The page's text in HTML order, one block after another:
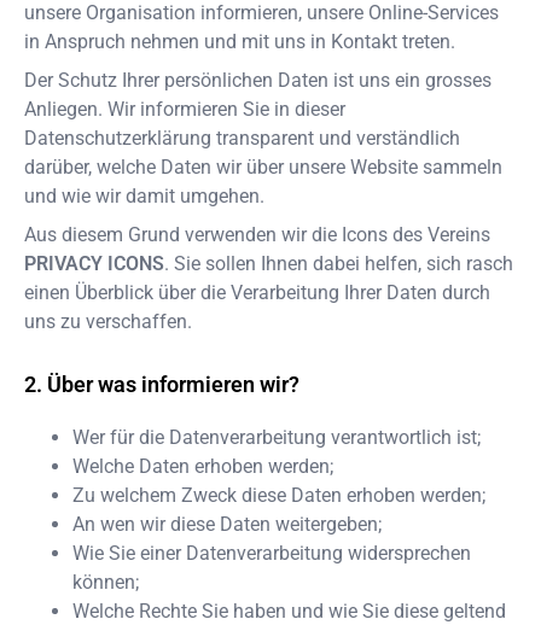
unsere Organisation informieren, unsere Online-Services
in Anspruch nehmen und mit uns in Kontakt treten.
Der Schutz Ihrer persönlichen Daten ist uns ein grosses
Anliegen. Wir informieren Sie in dieser
Datenschutzerklärung transparent und verständlich
darüber, welche Daten wir über unsere Website sammeln
und wie wir damit umgehen.
Aus diesem Grund verwenden wir die Icons des Vereins
PRIVACY ICONS. Sie sollen Ihnen dabei helfen, sich rasch
einen Überblick über die Verarbeitung Ihrer Daten durch
uns zu verschaffen.
Über was informieren wir?
Wer für die Datenverarbeitung verantwortlich ist;
Welche Daten erhoben werden;
Zu welchem Zweck diese Daten erhoben werden;
An wen wir diese Daten weitergeben;
Wie Sie einer Datenverarbeitung widersprechen
können;
Welche Rechte Sie haben und wie Sie diese geltend